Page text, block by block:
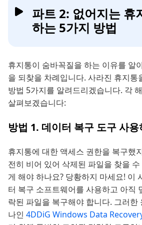
파트 2: 없어지는 휴
하는 5가지 방법
휴지통이 숨바꼭질을 하는 이유를 알
을 되찾을 차례입니다. 사라진 휴지통
방법 5가지를 알려드리겠습니다. 각
살펴보겠습니다:
방법 1. 데이터 복구 도구 사용
휴지통에 대한 액세스 권한을 복구했
전히 비어 있어 삭제된 파일을 찾을
게 해야 하나요? 당황하지 마세요! 이
터 복구 소프트웨어를 사용하고 아직
락된 파일을 복구해야 합니다. 그러한
나인 4DDiG Windows Data